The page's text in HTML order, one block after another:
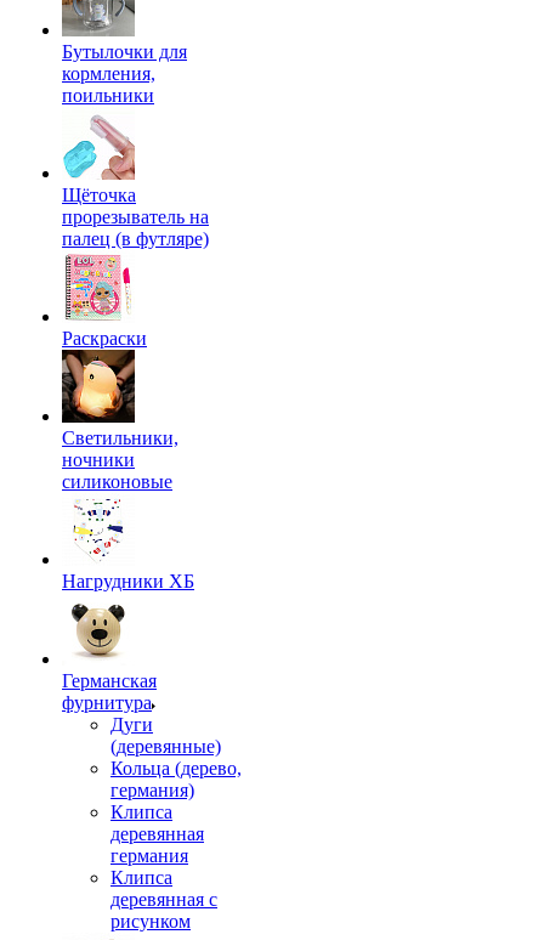
Бутылочки для
кормления,
поильники
Щёточка
прорезыватель на
палец (в футляре)
Раскраски
Светильники,
ночники
силиконовые
Нагрудники ХБ
Германская
фурнитура
Дуги
(деревянные)
Кольца (дерево,
германия)
Клипса
деревянная
германия
Клипса
деревянная с
рисунком